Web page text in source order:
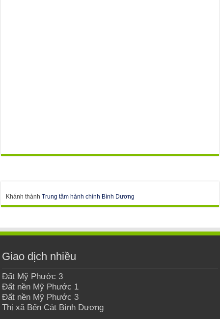
Khánh thànhTrung tâm hành chính Bình Dương
Giao dịch nhiều
Đất Mỹ Phước 3
Đất nền Mỹ Phước 1
Đất nền Mỹ Phước 3
Thị xã Bến Cát Bình Dương